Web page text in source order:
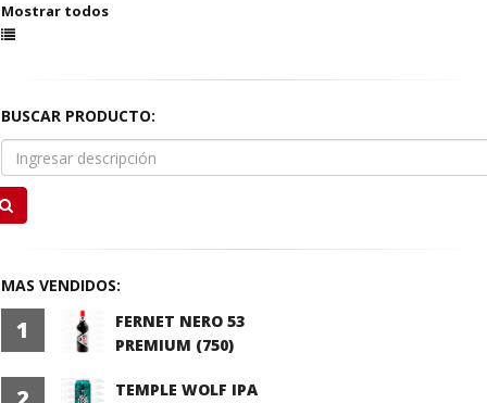
Mostrar todos
BUSCAR PRODUCTO:
MAS VENDIDOS:
1
FERNET NERO 53
PREMIUM (750)
TEMPLE WOLF IPA